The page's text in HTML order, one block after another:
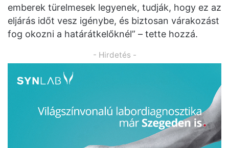
emberek türelmesek legyenek, tudják, hogy ez az
eljárás időt vesz igénybe, és biztosan várakozást
fog okozni a határátkelőknél” – tette hozzá.
- Hirdetés -